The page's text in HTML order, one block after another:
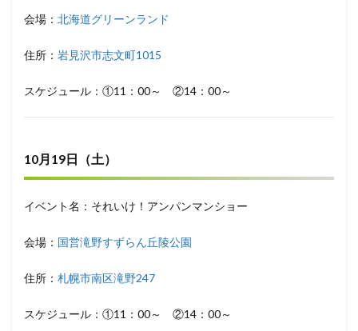
会場： 北海道グリーンランド
住所： 岩見沢市志文町1015
スケジュール：①11：00～ ②14：00～
10月19日（土）
イベント名：それいけ！アンパンマンショー
会場： 国営滝野すずらん丘陵公園
住所： 札幌市南区滝野247
スケジュール：①11：00～ ②14：00～